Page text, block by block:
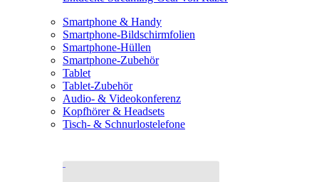
Smartphone & Handy
Smartphone-Bildschirmfolien
Smartphone-Hüllen
Smartphone-Zubehör
Tablet
Tablet-Zubehör
Audio- & Videokonferenz
Kopfhörer & Headsets
Tisch- & Schnurlostelefone